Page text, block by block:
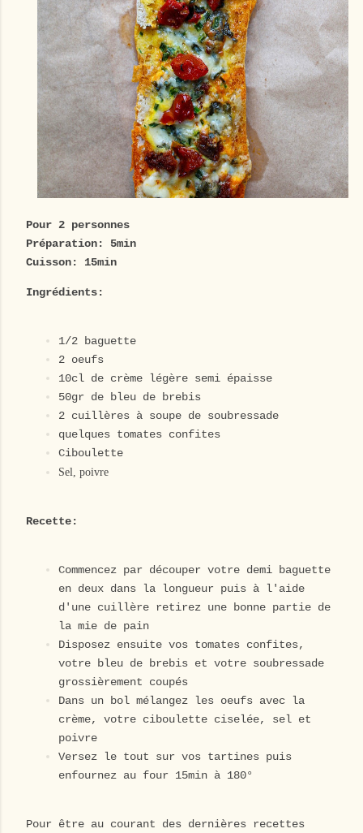
Pour 2 personnes
Préparation: 5min
Cuisson: 15min
Ingrédients:
1/2 baguette
2 oeufs
10cl de crème légère semi épaisse
50gr de bleu de brebis
2 cuillères à soupe de soubressade
quelques tomates confites
Ciboulette
Sel, poivre
Recette:
Commencez par découper votre demi baguette
en deux dans la longueur puis à l'aide
d'une cuillère retirez une bonne partie de
la mie de pain
Disposez ensuite vos tomates confites,
votre bleu de brebis et votre soubressade
grossièrement coupés
Dans un bol mélangez les oeufs avec la
crème, votre ciboulette ciselée, sel et
poivre
Versez le tout sur vos tartines puis
enfournez au four 15min à 180°
Pour être au courant des dernières recettes